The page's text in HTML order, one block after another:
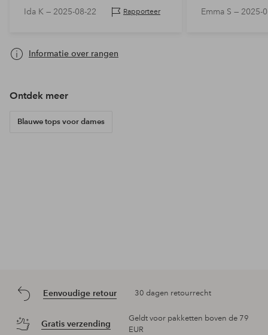
Ida K — 2025-08-22 Rapporteer
ongeveer 75
Emma S — 2025-
Informatie over rangen
Ontdek meer
Blauwe tops voor dames
Eenvoudige retour 30 dagen retourrecht
Gratis verzending
Geldt voor pakketten boven de 79
EUR